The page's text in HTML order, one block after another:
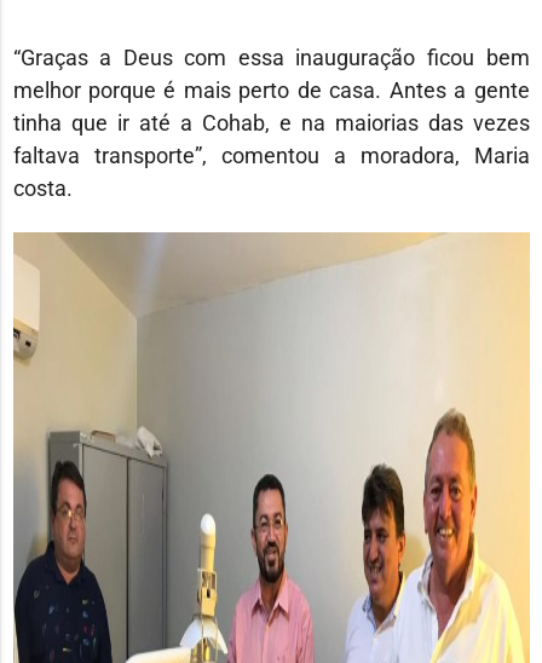
“Graças a Deus com essa inauguração ficou bem
melhor porque é mais perto de casa. Antes a gente
tinha que ir até a Cohab, e na maiorias das vezes
faltava transporte”, comentou a moradora, Maria
costa.